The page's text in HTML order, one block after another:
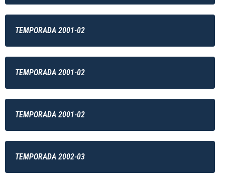
TEMPORADA 2001-02
TEMPORADA 2001-02
TEMPORADA 2001-02
TEMPORADA 2002-03